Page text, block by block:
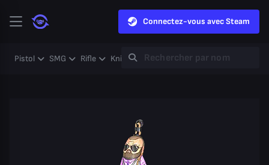
Connectez-vous avec Steam
Pistol SMG Rifle Knife Gloves Heavy Case